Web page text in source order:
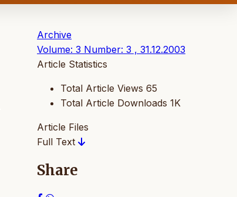
Archive
Volume: 3 Number: 3 , 31.12.2003
Article Statistics
Total Article Views 65
Total Article Downloads 1K
Article Files
Full Text
Share